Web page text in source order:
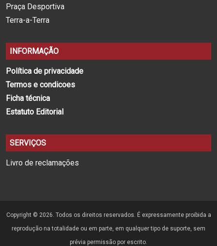
Praça Desportiva
Terra-a-Terra
INFORMAÇÃO
Política de privacidade
Termos e condicoes
Ficha técnica
Estatuto Editorial
SERVIÇOS
Livro de reclamações
Copyright © 2026. Todos os direitos reservados. É expressamente proibida a
reprodução na totalidade ou em parte, em qualquer tipo de suporte, sem
prévia permissão por escrito.